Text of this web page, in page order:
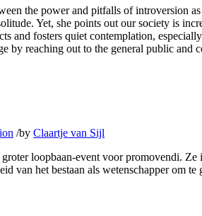
the power and pitfalls of introversion
Yet, she points out our society is
fosters quiet contemplation,
reaching out to the general public and
/by Claartje van Sijl
loopbaan-event voor promovendi.
het bestaan als wetenschapper om